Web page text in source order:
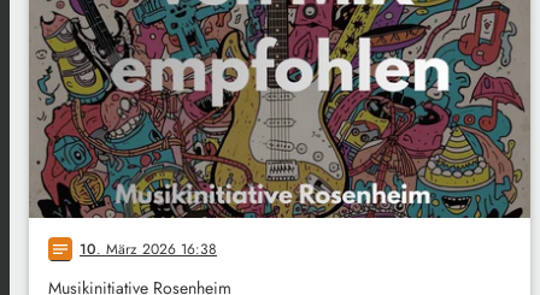
notes 10. März 2026 16:38
Musikinitiative Rosenheim